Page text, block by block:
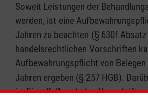
Soweit Leistungen der
werden, ist eine
Jahren zu beachten (§ 630f Absatz
handelsrechtlichen Vorschriften
Aufbewahrungspflicht von Belegen
Jahren ergeben (§ 257 HGB).
im Einzelfall nach den